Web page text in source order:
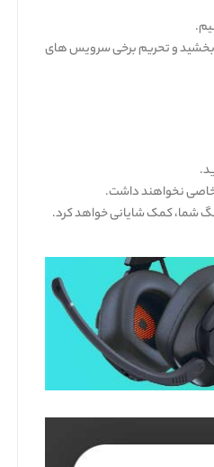
بخشید و تحریم برخی سرویس های
خاصی نخواهند داشت.
شما، کمک شایانی خواهد کرد.